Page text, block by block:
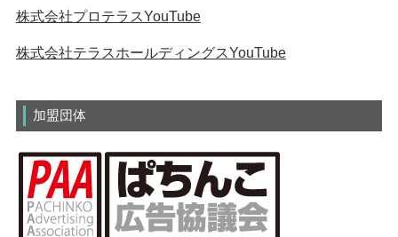
株式会社プロテラスYouTube
株式会社テラスホールディングスYouTube
加盟団体